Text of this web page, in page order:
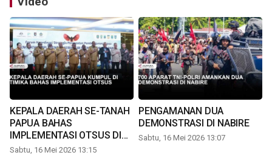
KEPALA DAERAH SE-TANAH
PAPUA BAHAS
IMPLEMENTASI OTSUS DI
TIMIKA
Sabtu, 16 Mei 2026 13:15
PENGAMANAN DUA
DEMONSTRASI DI NABIRE
Sabtu, 16 Mei 2026 13:07